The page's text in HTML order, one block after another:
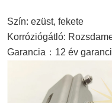
Szín: ezüst, fekete
Korróziógátló:
Garancia ： 12 év